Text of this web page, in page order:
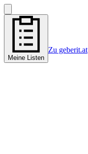
Meine Listen
Zu geberit.at